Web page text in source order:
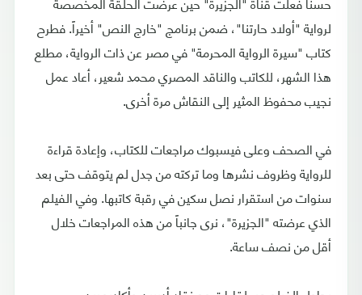
لرواية "أولاد حارتنا"، ضمن برنامج "خارج النص" أخيراً. فطرح
كتاب "سيرة الرواية المحرمة" في مصر عن ذات الرواية، مطلع
هذا الشهر، للكاتب والناقد المصري محمد شعير، أعاد عمل
نجيب محفوظ المثير إلى النقاش مرة أخرى.
في الصحف وعلى فيسبوك مراجعات للكتاب، وإعادة قراءة
للرواية وظروف نشرها وما تركته من جدل لم يتوقف حتى بعد
سنوات من استقرار نصل سكين في رقبة كاتبها. وفي الفيلم
الذي عرضته "الجزيرة"، نرى جانباً من هذه المراجعات خلال
أقل من نصف ساعة.